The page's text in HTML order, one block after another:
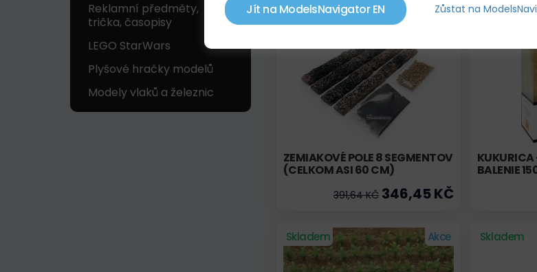
Reklamní předměty,
trička, časopisy
LEGO StarWars
Plyšové hračky modelů
Modely vlaků a železnic
Skladem Akce
ZEMIAKOVÉ POLE 8 SEGMENTOV
(CELKOM ASI 60 CM)
391,64 KČ346,45 KČ
Skladem
KUKURICA
BALENIE
Skladem Akce Skladem
Jít na ModelsNavigator EN Zůstat na